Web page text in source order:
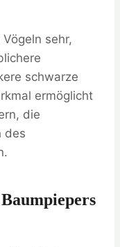
sehr,
schwarze
ermöglicht
die
des